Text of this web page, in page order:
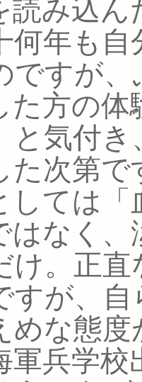
み込ん
何年も
ですが
た方の
と気付
た次第で
ては「
はなく
け。正
すが、
めな態
軍兵学